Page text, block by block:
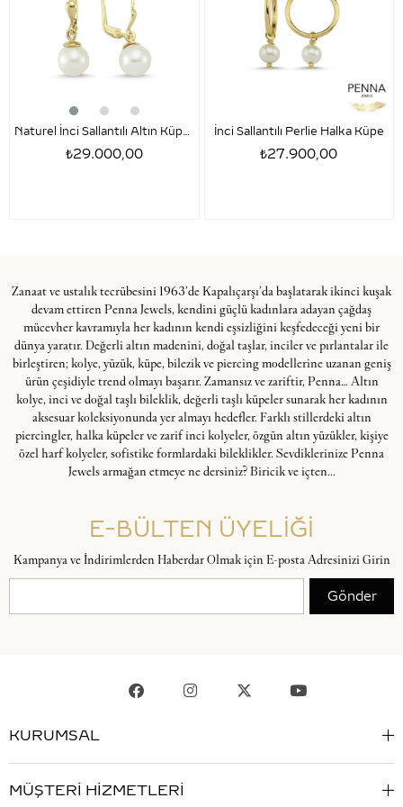
Naturel İnci Sallantılı Altın Küpe – 8.5 mm
₺29.000,00
İnci Sallantılı Perlie Halka Küpe
₺27.900,00
Zanaat ve ustalık tecrübesini 1963’de Kapalıçarşı’da başlatarak ikinci kuşak
devam ettiren Penna Jewels, kendini güçlü kadınlara adayan çağdaş
mücevher kavramıyla her kadının kendi eşsizliğini keşfedeceği yeni bir
dünya yaratır. Değerli altın madenini, doğal taşlar, inciler ve pırlantalar ile
birleştiren; kolye, yüzük, küpe, bilezik ve piercing modellerine uzanan geniş
ürün çeşidiyle trend olmayı başarır. Zamansız ve zariftir, Penna… Altın
kolye, inci ve doğal taşlı bileklik, değerli taşlı küpeler sunarak her kadının
aksesuar koleksiyonunda yer almayı hedefler. Farklı stillerdeki altın
piercingler, halka küpeler ve zarif inci kolyeler, özgün altın yüzükler, kişiye
özel harf kolyeler, sofistike formlardaki bileklikler. Sevdiklerinize Penna
Jewels armağan etmeye ne dersiniz? Biricik ve içten...
E-BÜLTEN ÜYELİĞİ
Kampanya ve İndirimlerden Haberdar Olmak için E-posta Adresinizi Girin
Gönder
KURUMSAL
MÜŞTERİ HİZMETLERİ